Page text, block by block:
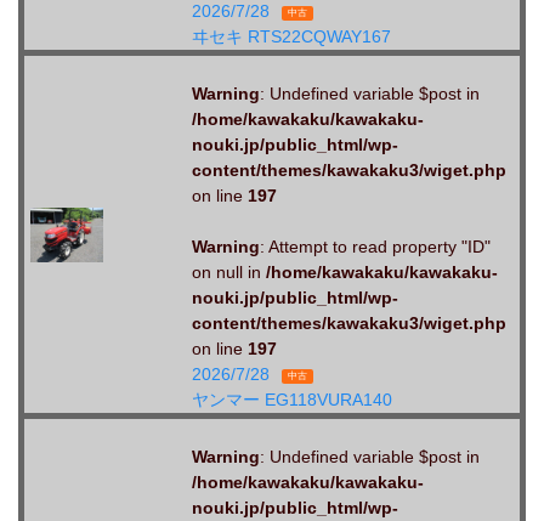
2026/7/28
中古
ヰセキ RTS22CQWAY167
Warning: Undefined variable $post in
/home/kawakaku/kawakaku-
nouki.jp/public_html/wp-
content/themes/kawakaku3/wiget.php
on line 197
Warning: Attempt to read property "ID"
on null in /home/kawakaku/kawakaku-
nouki.jp/public_html/wp-
content/themes/kawakaku3/wiget.php
on line 197
2026/7/28
中古
ヤンマー EG118VURA140
Warning: Undefined variable $post in
/home/kawakaku/kawakaku-
nouki.jp/public_html/wp-